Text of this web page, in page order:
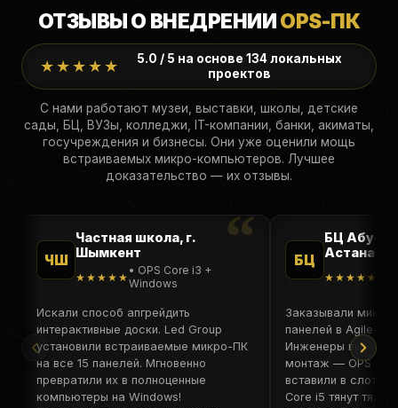
ОТЗЫВЫ О ВНЕДРЕНИИOPS-ПК
★★★★★
5.0 / 5 на основе 134 локальных
проектов
С нами работают музеи, выставки, школы, детские
сады, БЦ, ВУЗы, колледжи, IT-компании, банки, акиматы,
госучреждения и бизнесы. Они уже оценили мощь
встраиваемых микро-компьютеров. Лучшее
доказательство — их отзывы.
ЧШ
Частная школа, г.
Шымкент
★★★★★ • OPS Core i3 +
Windows
Искали способ апгрейдить
интерактивные доски. Led Group
установили встраиваемые микро-ПК
на все 15 панелей. Мгновенно
превратили их в полноценные
компьютеры на Windows!
БЦ
БЦ Абу-
Астана
★★★★★
Заказывали
панелей в Agile-
Инженеры
монтаж — OPS
вставили в слот.
Core i5 тянут